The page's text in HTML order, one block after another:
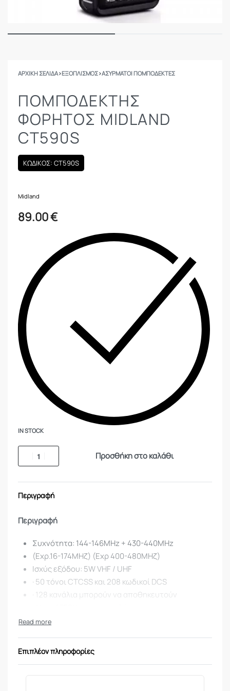
ΑΡΧΙΚΉ ΣΕΛΊΔΑ›ΕΞΟΠΛΙΣΜΟΣ›ΑΣΎΡΜΑΤΟΙ ΠΟΜΠΟΔΈΚΤΕΣ
ΠΟΜΠΟΔΈΚΤΗΣ
ΦΟΡΗΤΌΣ MIDLAND
CT590S
ΚΩΔΙΚΟΣ: CT590S
Midland
89.00€
IN STOCK
Προσθήκη στο καλάθι
Περιγραφή
Περιγραφή
Συχνότητα: 144-146MHz + 430-440MHz
(Εχρ.16-174ΜΗζ) (Εχρ 400-480ΜΗζ)
Ισχύς εξόδου: 5W VHF / UHF
· 50 τόνοι CTCSS και 208 κωδικοί DCS
· 128 κανάλια μπορούν να αποθηκευτούν
· Λειτουργία SOS έκτακτης ανάγκης
Λειτουργία DTMF
Εμφάνιση διπλού εύρους ζώνης VHF / UHF και
Επιπλέον πληροφορίες